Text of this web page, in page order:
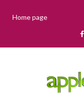
Home page